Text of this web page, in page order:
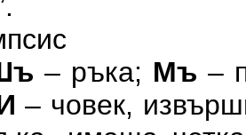
– ръка; Мъ–
– човек,